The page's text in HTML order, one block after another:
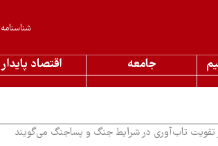
شناسنامه
جامعه اقتصاد پایدار
تقویت تاب‌آوری در شرایط جنگ و پساجنگ می‌گویند